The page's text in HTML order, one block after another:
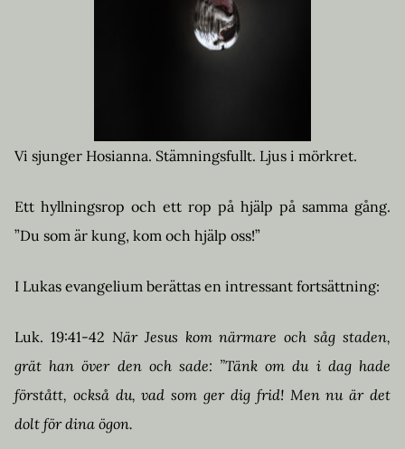
Vi sjunger Hosianna. Stämningsfullt. Ljus i mörkret.
Ett hyllningsrop och ett rop på hjälp på samma gång.
”Du som är kung, kom och hjälp oss!”
I Lukas evangelium berättas en intressant fortsättning:
Luk. 19:41-42 När Jesus kom närmare och såg staden,
grät han över den och sade: ”Tänk om du i dag hade
förstått, också du, vad som ger dig frid! Men nu är det
dolt för dina ögon.